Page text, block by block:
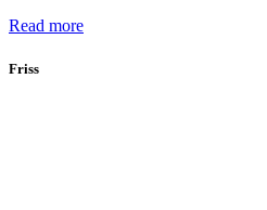
Read more
Friss